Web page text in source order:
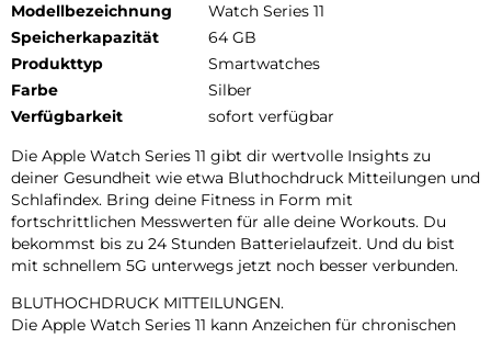
Modellbezeichnung
Watch Series 11
Speicherkapazität
64 GB
Produkttyp
Smartwatches
Farbe
Silber
Verfügbarkeit
sofort verfügbar
Die Apple Watch Series 11 gibt dir wertvolle Insights zu
deiner Gesundheit wie etwa Bluthochdruck Mitteilungen und
Schlafindex. Bring deine Fitness in Form mit
fortschrittlichen Messwerten für alle deine Workouts. Du
bekommst bis zu 24 Stunden Batterielaufzeit. Und du bist
mit schnellem 5G unterwegs jetzt noch besser verbunden.
BLUTHOCHDRUCK MITTEILUNGEN.
Die Apple Watch Series 11 kann Anzeichen für chronischen